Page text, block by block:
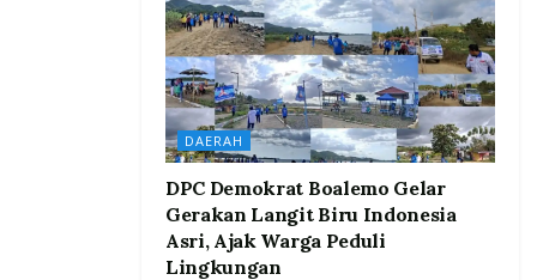
DAERAH
DPC Demokrat Boalemo Gelar
Gerakan Langit Biru Indonesia
Asri, Ajak Warga Peduli
Lingkungan